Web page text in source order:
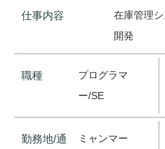
仕事内容
在庫管理
開発
職種
プログラマ
ー/SE
勤務地/通
ミャンマー